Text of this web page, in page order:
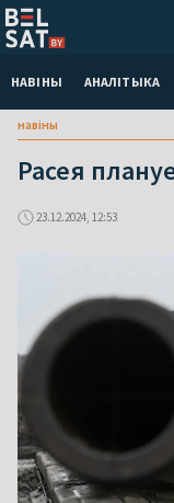
НАВІНЫ АНАЛІТЫКА
навіны
Расея
23.12.2024, 12:53